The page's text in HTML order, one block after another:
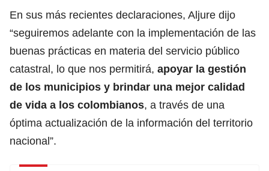
En sus más recientes declaraciones, Aljure dijo
“seguiremos adelante con la implementación de las
buenas prácticas en materia del servicio público
catastral, lo que nos permitirá, apoyar la gestión
de los municipios y brindar una mejor calidad
de vida a los colombianos, a través de una
óptima actualización de la información del territorio
nacional”.